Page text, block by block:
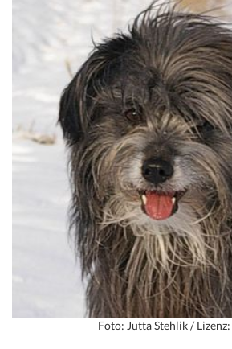
Foto: Jutta Stehlik / Lizenz: